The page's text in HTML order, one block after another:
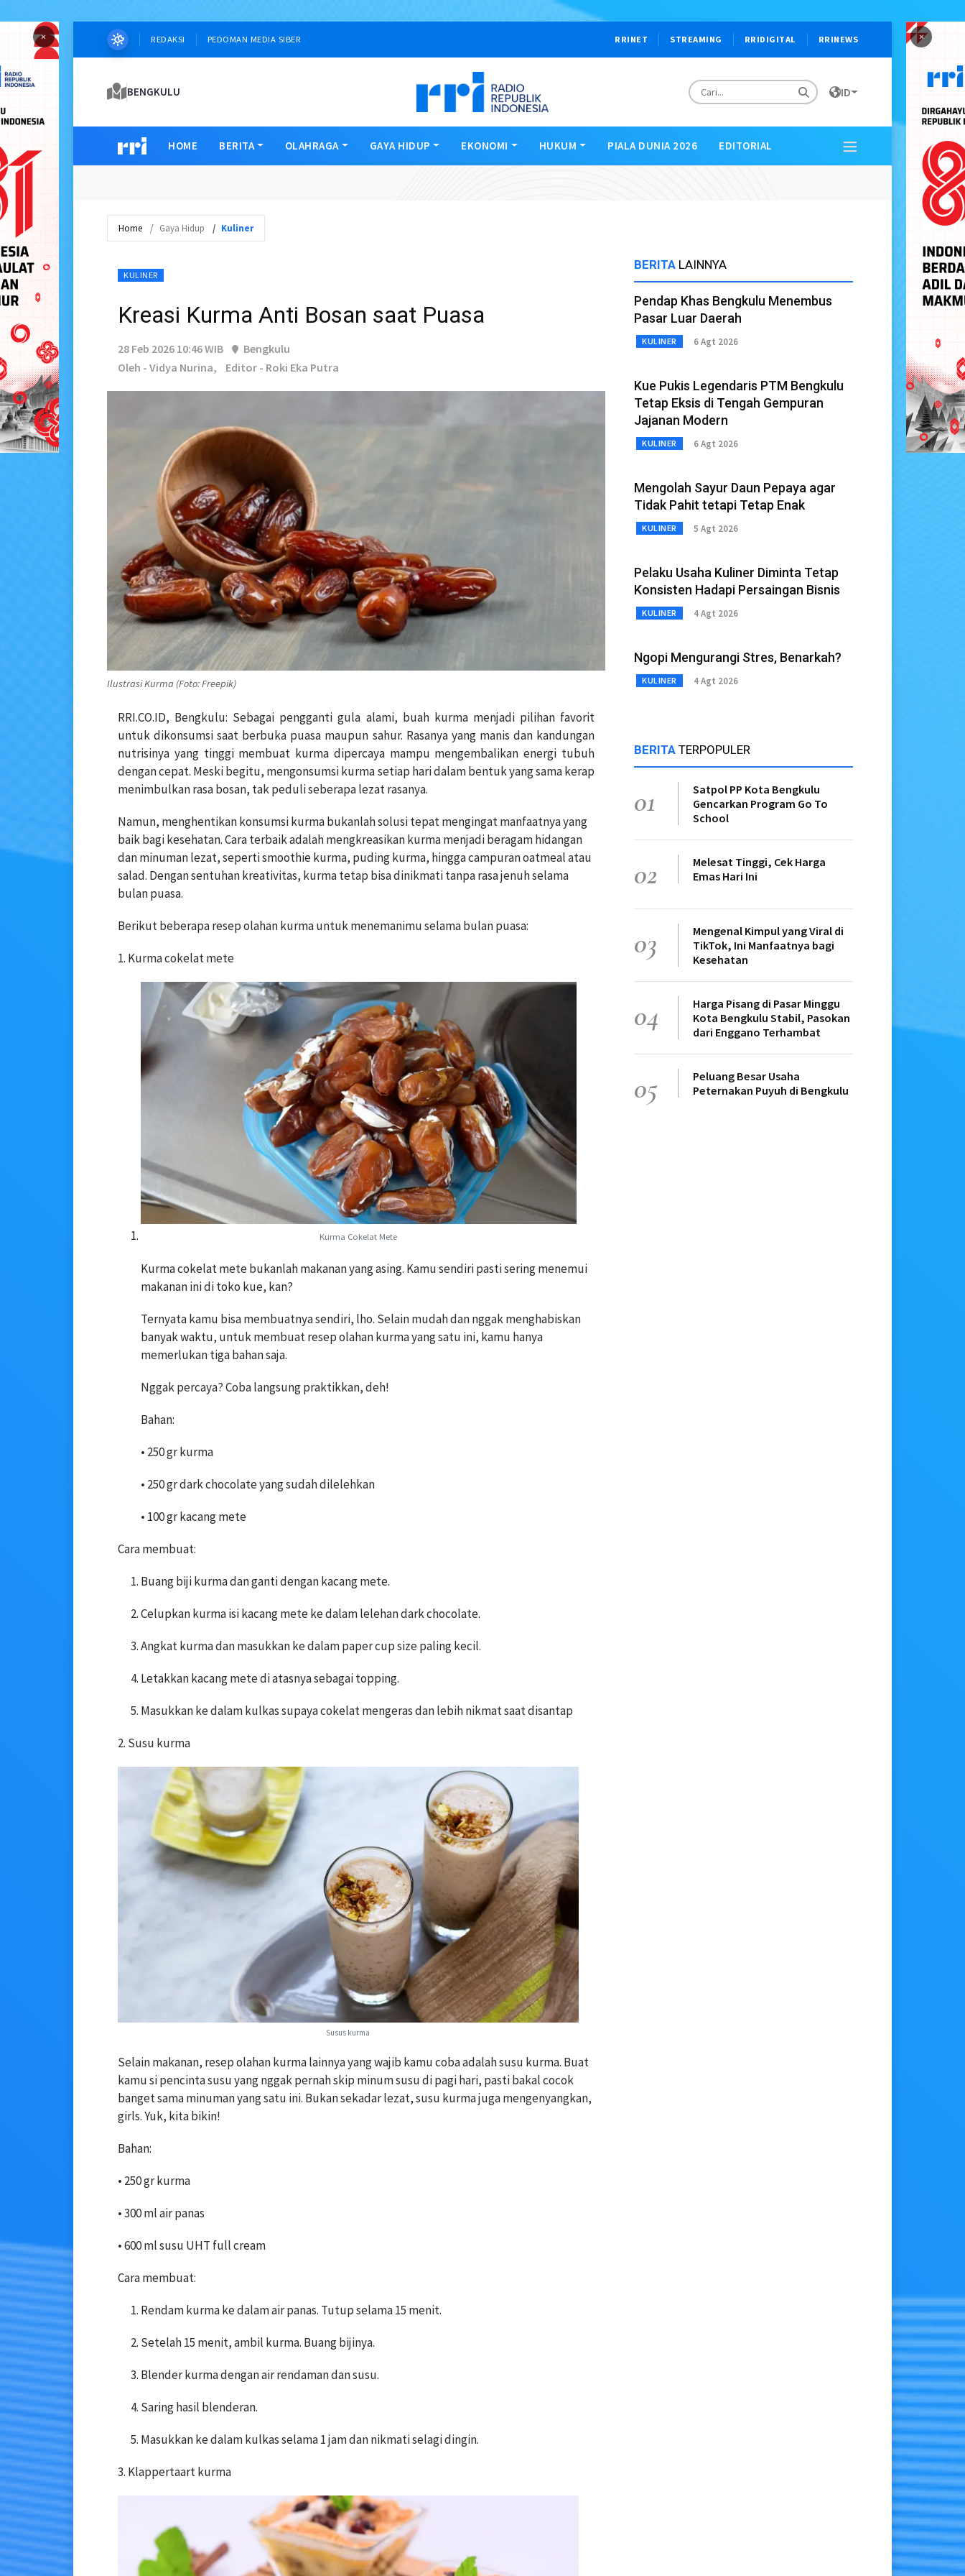
× ×
REDAKSI PEDOMAN MEDIA SIBER RRINET STREAMING RRIDIGITAL RRINEWS
BENGKULU ID
HOME BERITA OLAHRAGA GAYA HIDUP EKONOMI HUKUM PIALA DUNIA 2026 EDITORIAL
Home Gaya Hidup Kuliner
KULINER
Kreasi Kurma Anti Bosan saat Puasa
28 Feb 2026 10:46 WIB
Bengkulu
Oleh - Vidya Nurina,
Editor - Roki Eka Putra
Ilustrasi Kurma (Foto: Freepik)
RRI.CO.ID, Bengkulu: Sebagai pengganti gula alami, buah kurma menjadi pilihan favorit
untuk dikonsumsi saat berbuka puasa maupun sahur. Rasanya yang manis dan kandungan
nutrisinya yang tinggi membuat kurma dipercaya mampu mengembalikan energi tubuh
dengan cepat. Meski begitu, mengonsumsi kurma setiap hari dalam bentuk yang sama kerap
menimbulkan rasa bosan, tak peduli seberapa lezat rasanya.
Namun, menghentikan konsumsi kurma bukanlah solusi tepat mengingat manfaatnya yang
baik bagi kesehatan. Cara terbaik adalah mengkreasikan kurma menjadi beragam hidangan
dan minuman lezat, seperti smoothie kurma, puding kurma, hingga campuran oatmeal atau
salad. Dengan sentuhan kreativitas, kurma tetap bisa dinikmati tanpa rasa jenuh selama
bulan puasa.
Berikut beberapa resep olahan kurma untuk menemanimu selama bulan puasa:
1. Kurma cokelat mete
Kurma Cokelat Mete
Kurma cokelat mete bukanlah makanan yang asing. Kamu sendiri pasti sering menemui
makanan ini di toko kue, kan?
Ternyata kamu bisa membuatnya sendiri, lho. Selain mudah dan nggak menghabiskan
banyak waktu, untuk membuat resep olahan kurma yang satu ini, kamu hanya
memerlukan tiga bahan saja.
Nggak percaya? Coba langsung praktikkan, deh!
Bahan:
• 250 gr kurma
• 250 gr dark chocolate yang sudah dilelehkan
• 100 gr kacang mete
Cara membuat:
Buang biji kurma dan ganti dengan kacang mete.
Celupkan kurma isi kacang mete ke dalam lelehan dark chocolate.
Angkat kurma dan masukkan ke dalam paper cup size paling kecil.
Letakkan kacang mete di atasnya sebagai topping.
Masukkan ke dalam kulkas supaya cokelat mengeras dan lebih nikmat saat disantap
2. Susu kurma
Susus kurma
Selain makanan, resep olahan kurma lainnya yang wajib kamu coba adalah susu kurma. Buat
kamu si pencinta susu yang nggak pernah skip minum susu di pagi hari, pasti bakal cocok
banget sama minuman yang satu ini. Bukan sekadar lezat, susu kurma juga mengenyangkan,
girls. Yuk, kita bikin!
Bahan:
• 250 gr kurma
• 300 ml air panas
• 600 ml susu UHT full cream
Cara membuat:
Rendam kurma ke dalam air panas. Tutup selama 15 menit.
Setelah 15 menit, ambil kurma. Buang bijinya.
Blender kurma dengan air rendaman dan susu.
Saring hasil blenderan.
Masukkan ke dalam kulkas selama 1 jam dan nikmati selagi dingin.
3. Klappertaart kurma
BERITA LAINNYA
Pendap Khas Bengkulu Menembus
Pasar Luar Daerah
KULINER 6 Agt 2026
Kue Pukis Legendaris PTM Bengkulu
Tetap Eksis di Tengah Gempuran
Jajanan Modern
KULINER 6 Agt 2026
Mengolah Sayur Daun Pepaya agar
Tidak Pahit tetapi Tetap Enak
KULINER 5 Agt 2026
Pelaku Usaha Kuliner Diminta Tetap
Konsisten Hadapi Persaingan Bisnis
KULINER 4 Agt 2026
Ngopi Mengurangi Stres, Benarkah?
KULINER 4 Agt 2026
BERITA TERPOPULER
01
Satpol PP Kota Bengkulu
Gencarkan Program Go To
School
02
Melesat Tinggi, Cek Harga
Emas Hari Ini
03
Mengenal Kimpul yang Viral di
TikTok, Ini Manfaatnya bagi
Kesehatan
04
Harga Pisang di Pasar Minggu
Kota Bengkulu Stabil, Pasokan
dari Enggano Terhambat
05
Peluang Besar Usaha
Peternakan Puyuh di Bengkulu